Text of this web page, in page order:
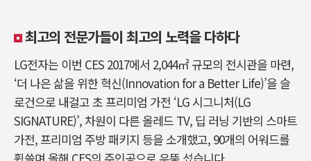
최고의 전문가들이 최고의 노력을 다하다
LG전자는 이번 CES 2017에서 2,044㎡ 규모의 전시관을 마련,
‘더 나은 삶을 위한 혁신(Innovation for a Better Life)’을 슬
로건으로 내걸고 초 프리미엄 가전 ‘LG 시그니처(LG
SIGNATURE)’, 차원이 다른 올레드 TV, 딥 러닝 기반의 스마트
가전, 프리미엄 주방 패키지 등을 소개했고, 90개의 어워드를